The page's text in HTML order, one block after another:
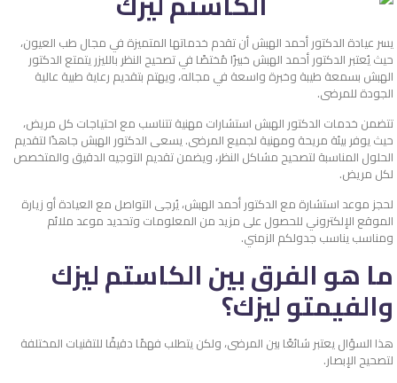
يسر عيادة الدكتور أحمد الهبش أن تقدم خدماتها المتميزة في مجال طب العيون،
حيث يُعتبر الدكتور أحمد الهبش خبيرًا مُختصًا في تصحيح النظر بالليزر يتمتع الدكتور
الهبش بسمعة طيبة وخبرة واسعة في مجاله، ويهتم بتقديم رعاية طبية عالية
الجودة للمرضى.
تتضمن خدمات الدكتور الهبش استشارات مهنية تتناسب مع احتياجات كل مريض،
حيث يوفر بيئة مريحة ومهنية لجميع المرضى. يسعى الدكتور الهبش جاهدًا لتقديم
الحلول المناسبة لتصحيح مشاكل النظر، ويضمن تقديم التوجيه الدقيق والمتخصص
لكل مريض.
لحجز موعد استشارة مع الدكتور أحمد الهبش، يُرجى التواصل مع العيادة أو زيارة
الموقع الإلكتروني للحصول على مزيد من المعلومات وتحديد موعد ملائم
ومناسب يناسب جدولكم الزمني.
ما هو الفرق بين الكاستم ليزك
والفيمتو ليزك؟
هذا السؤال يعتبر شائعًا بين المرضى، ولكن يتطلب فهمًا دقيقًا للتقنيات المختلفة
لتصحيح الإبصار.